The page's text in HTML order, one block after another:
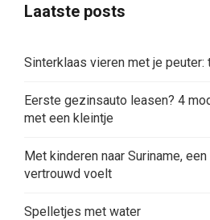
Laatste posts
Sinterklaas vieren met je
Eerste gezinsauto leasen? 4
met een kleintje
Met kinderen naar Suriname,
vertrouwd voelt
Spelletjes met water